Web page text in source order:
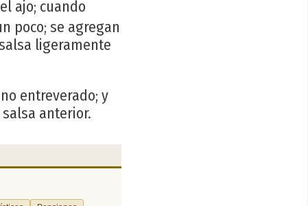
ajo; cuando
poco; se agregan
ligeramente
entreverado; y
anterior.